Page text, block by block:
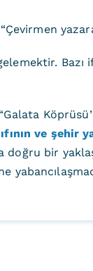
ve şehir
doğru bir